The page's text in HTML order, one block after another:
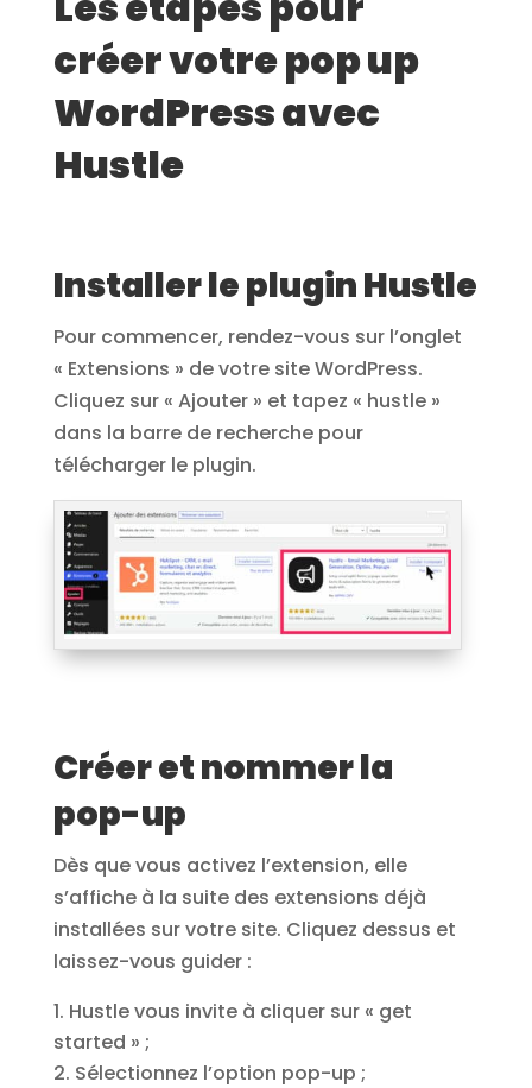
créer votre pop up
WordPress avec
Hustle
Installer le plugin Hustle
Pour commencer, rendez-vous sur l’onglet
« Extensions » de votre site WordPress.
Cliquez sur « Ajouter » et tapez « hustle »
dans la barre de recherche pour
télécharger le plugin.
Créer et nommer la
pop-up
Dès que vous activez l’extension, elle
s’affiche à la suite des extensions déjà
installées sur votre site. Cliquez dessus et
laissez-vous guider :
Hustle vous invite à cliquer sur « get
started » ;
Sélectionnez l’option pop-up ;